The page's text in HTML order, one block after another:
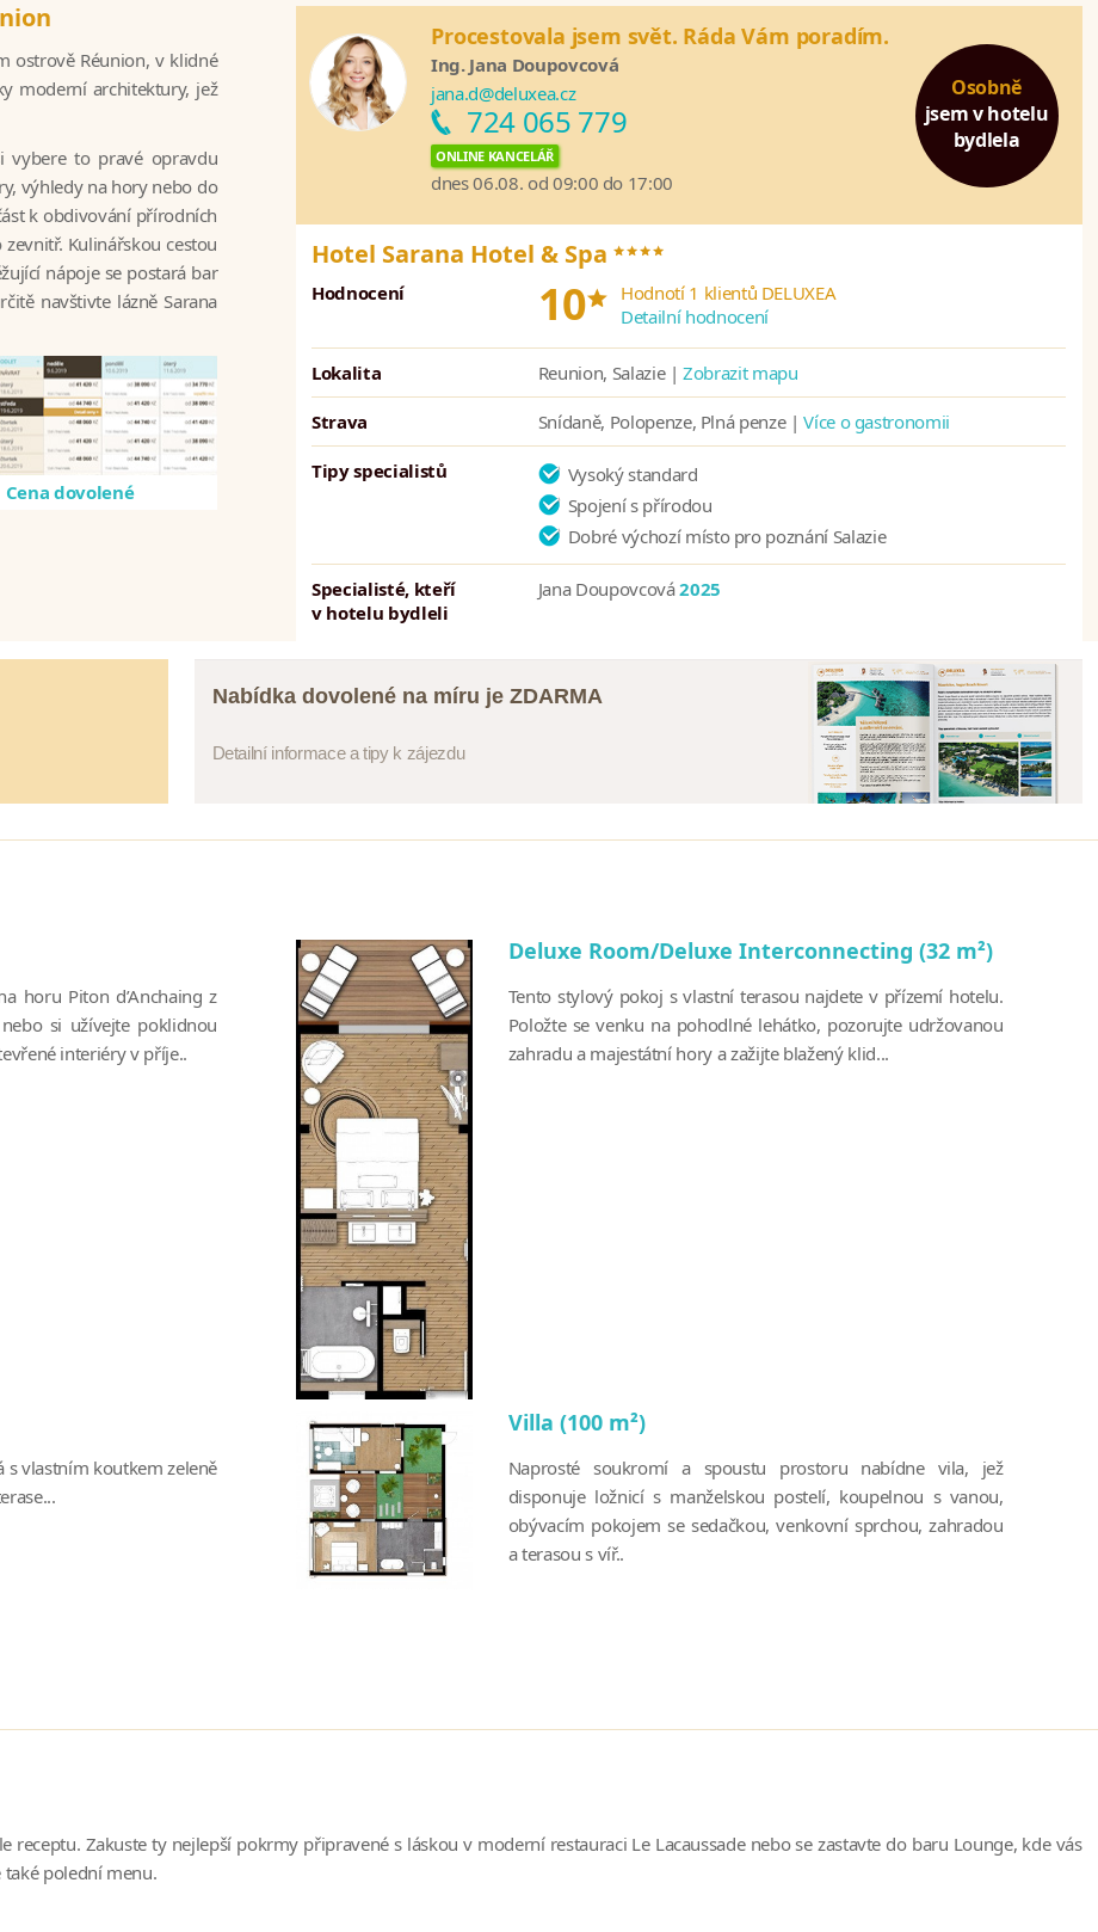
Osobně
jsem v hotelu
bydlela
Procestovala jsem svět. Ráda Vám poradím.
Ing. Jana Doupovcová
jana.d@deluxea.cz
724 065 779
ONLINE KANCELÁŘ
dnes 06.08. od 09:00 do 17:00
Hotel Sarana Hotel & Spa****
Hodnocení 10* Hodnotí 1 klientů DELUXEA
Detailní hodnocení
Lokalita Reunion, Salazie |Zobrazit mapu
Strava Snídaně, Polopenze, Plná penze |Více o gastronomii
Tipy specialistů
Vysoký standard
Spojení s přírodou
Dobré výchozí místo pro poznání Salazie
Specialisté, kteří
v hotelu bydleli
Jana Doupovcová2025
ostrově Réunion, v klidné
moderní architektury, jež
vybere to pravé opravdu
výhledy na hory nebo do
k obdivování přírodních
Kulinářskou cestou
nápoje se postará bar
navštivte lázně Sarana
Cena dovolené
Nabídka dovolené na míru je ZDARMA
Detailní informace a tipy k zájezdu
horu Piton d’Anchaing z
si užívejte poklidnou
interiéry v příje..
Deluxe Room/Deluxe Interconnecting (32 m²)
Tento stylový pokoj s vlastní terasou najdete v přízemí hotelu.
Položte se venku na pohodlné lehátko, pozorujte udržovanou
zahradu a majestátní hory a zažijte blažený klid...
s vlastním koutkem zeleně
Villa (100 m²)
Naprosté soukromí a spoustu prostoru nabídne vila, jež
disponuje ložnicí s manželskou postelí, koupelnou s vanou,
obývacím pokojem se sedačkou, venkovní sprchou, zahradou
a terasou s víř..
Zakuste ty nejlepší pokrmy připravené s láskou v moderní restauraci Le Lacaussade nebo se zastavte do baru Lounge, kde vás
polední menu.